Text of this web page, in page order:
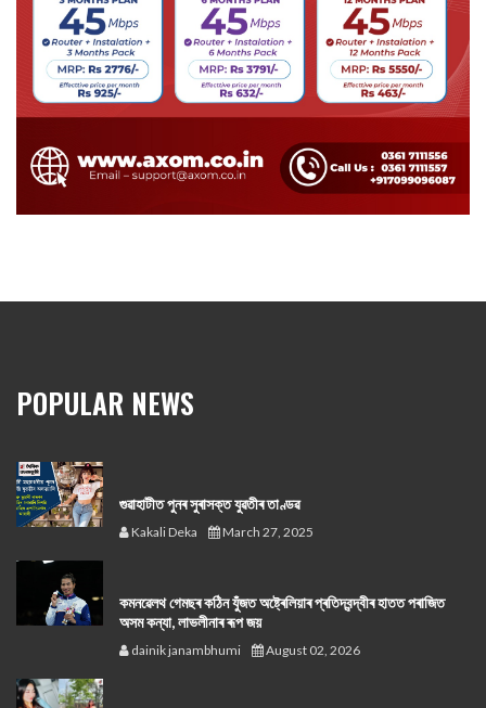
POPULAR NEWS
গুৱাহাটীত পুনৰ সুৰাসক্ত যুৱতীৰ তাণ্ডৱ
Kakali Deka March 27, 2025
কমনৱেলথ গেমছৰ কঠিন যুঁজত অষ্ট্ৰেলিয়াৰ প্ৰতিদ্বন্দ্বীৰ হাতত পৰাজিত
অসম কন্যা, লাভলীনাৰ ৰূপ জয়
dainik janambhumi August 02, 2026